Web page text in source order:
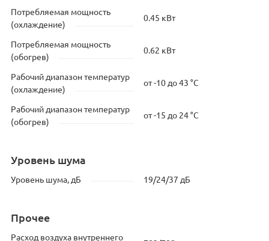
Потребляемая мощность
(охлаждение)
0.45 кВт
Потребляемая мощность
(обогрев)
0.62 кВт
Рабочий диапазон температур
(охлаждение)
от -10 до 43 °C
Рабочий диапазон температур
(обогрев)
от -15 до 24 °C
Уровень шума
Уровень шума, дБ 19/24/37 дБ
Прочее
Расход воздуха внутреннего